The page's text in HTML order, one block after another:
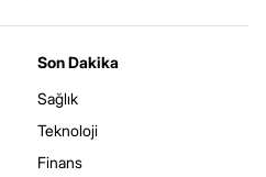
Son Dakika
Sağlık
Teknoloji
Finans